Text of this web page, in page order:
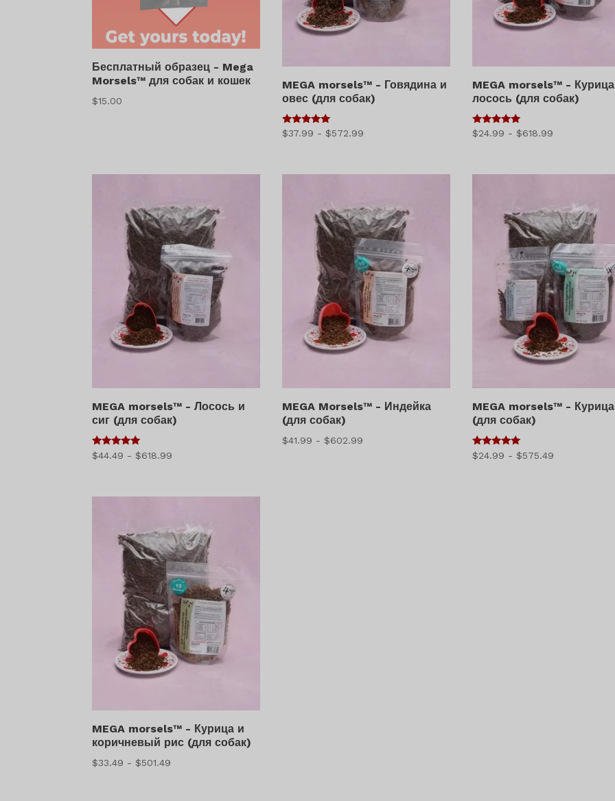
Бесплатный образец - Mega
Morsels™ для собак и кошек
$15.00
MEGA morsels™ - Говядина и
овес (для собак)
5
из 5
$37.99 - $572.99
MEGA morsels™ -
лосось (для собак)
5
из 5
$24.99 - $618.99
MEGA morsels™ - Лосось и
сиг (для собак)
5
из 5
$44.49 - $618.99
MEGA Morsels™ - Индейка
(для собак)
$41.99 - $602.99
MEGA morsels™ - Курица
(для собак)
5
из 5
$24.99 - $575.49
MEGA morsels™ - Курица и
коричневый рис (для собак)
$33.49 - $501.49